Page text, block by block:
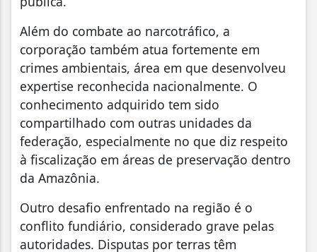
Além do combate ao narcotráfico, a
corporação também atua fortemente em
crimes ambientais, área em que desenvolveu
expertise reconhecida nacionalmente. O
conhecimento adquirido tem sido
compartilhado com outras unidades da
federação, especialmente no que diz respeito
à fiscalização em áreas de preservação dentro
da Amazônia.
Outro desafio enfrentado na região é o
conflito fundiário, considerado grave pelas
autoridades. Disputas por terras têm